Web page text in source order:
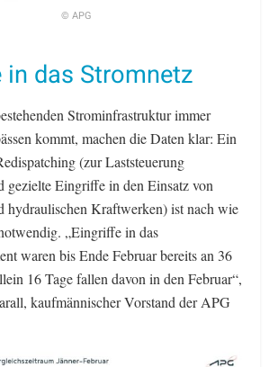
© APG
in das Stromnetz
Strominfrastruktur immer
kommt, machen die Daten klar: Ein
(zur Laststeuerung
gezielte Eingriffe in den Einsatz von
hydraulischen Kraftwerken) ist nach wie
„Eingriffe in das
waren bis Ende Februar bereits an 36
16 Tage fallen davon in den Februar“,
kaufmännischer Vorstand der APG